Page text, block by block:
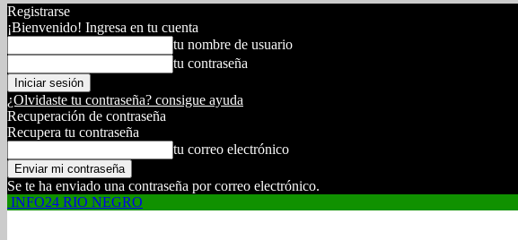
Registrarse
¡Bienvenido! Ingresa en tu cuenta
tu nombre de usuario
tu contraseña
¿Olvidaste tu contraseña? consigue ayuda
Recuperación de contraseña
Recupera tu contraseña
tu correo electrónico
Se te ha enviado una contraseña por correo electrónico.
INFO24 RIO NEGRO